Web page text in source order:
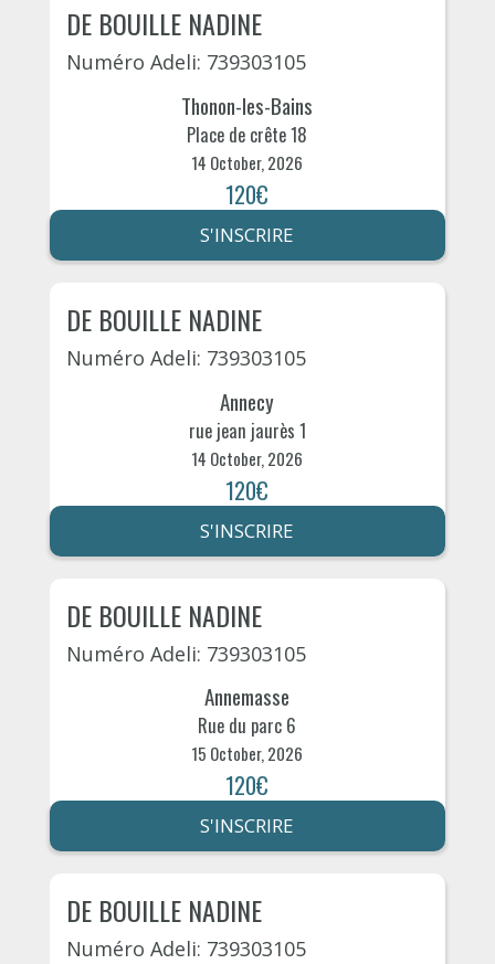
DE BOUILLE NADINE
Numéro Adeli: 739303105
Thonon-les-Bains
Place de crête 18
14 October, 2026
120€
S'INSCRIRE
DE BOUILLE NADINE
Numéro Adeli: 739303105
Annecy
rue jean jaurès 1
14 October, 2026
120€
S'INSCRIRE
DE BOUILLE NADINE
Numéro Adeli: 739303105
Annemasse
Rue du parc 6
15 October, 2026
120€
S'INSCRIRE
DE BOUILLE NADINE
Numéro Adeli: 739303105